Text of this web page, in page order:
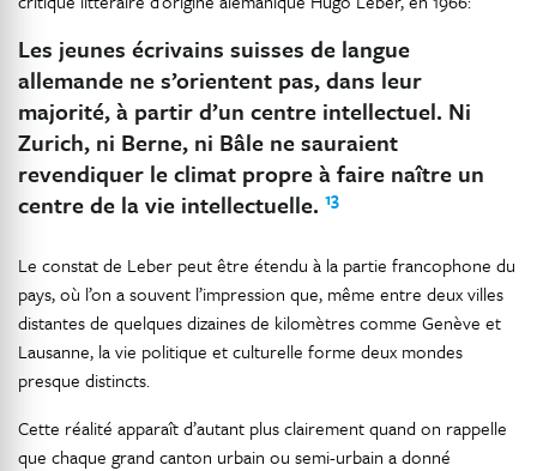
Les jeunes écrivains suisses de langue
allemande ne s’orientent pas, dans leur
majorité, à partir d’un centre intellectuel. Ni
Zurich, ni Berne, ni Bâle ne sauraient
revendiquer le climat propre à faire naître un
centre de la vie intellectuelle. 13
Le constat de Leber peut être étendu à la partie francophone du
pays, où l’on a souvent l’impression que, même entre deux villes
distantes de quelques dizaines de kilomètres comme Genève et
Lausanne, la vie politique et culturelle forme deux mondes
presque distincts.
Cette réalité apparaît d’autant plus clairement quand on rappelle
que chaque grand canton urbain ou semi-urbain a donné